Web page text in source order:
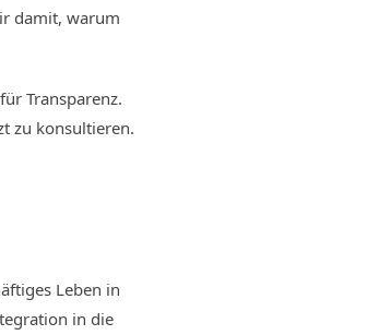
damit, warum
Transparenz.
zu konsultieren.
Leben in
in die